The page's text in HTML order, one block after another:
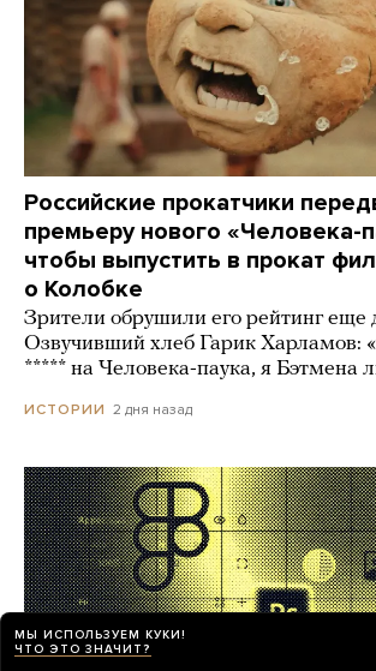
Российские прокатчики
премьеру нового «Человека-
чтобы выпустить в прокат
о Колобке
Зрители обрушили его рейтинг еще
Озвучивший хлеб Гарик Харламов:
***** на Человека-паука, я Бэтмена
ИСТОРИИ 2 дня назад
МЫ ИСПОЛЬЗУЕМ КУКИ!
ЧТО ЭТО ЗНАЧИТ?